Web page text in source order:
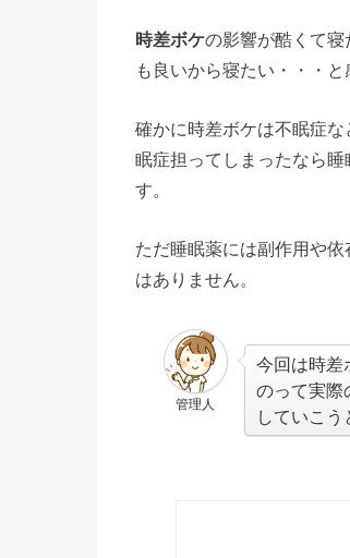
時差ボケの影響が酷くて
も良いから寝たい・・・
確かに時差ボケは不眠症
眠症担ってしまったなら
す。
ただ睡眠薬には副作用や
はありません。
管理人
今回は時差
のって実際
していこう